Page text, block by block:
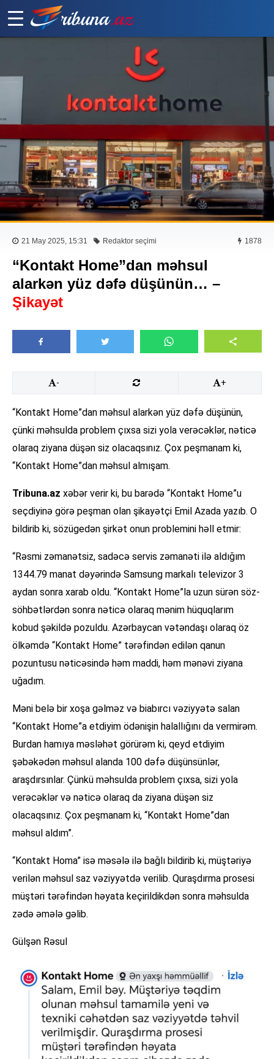
21 May 2025, 15:31 Redaktor seçimi 1878
“Kontakt Home”dan məhsul
alarkən yüz dəfə düşünün… –
Şikayət
- +
“Kontakt Home”dan məhsul alarkən yüz dəfə düşünün,
çünki məhsulda problem çıxsa sizi yola verəcəklər, nəticə
olaraq ziyana düşən siz olacaqsınız. Çox peşmanam ki,
“Kontakt Home”dan məhsul almışam.
Tribuna.az xəbər verir ki, bu barədə “Kontakt Home”u
seçdiyinə görə peşman olan şikayətçi Emil Azada yazıb. O
bildirib ki, sözügedən şirkət onun problemini həll etmir:
“Rəsmi zəmanətsiz, sadəcə servis zəmanəti ilə aldığım
1344.79 manat dəyərində Samsung markalı televizor 3
aydan sonra xarab oldu. “Kontakt Home”la uzun sürən söz-
söhbətlərdən sonra nəticə olaraq mənim hüquqlarım
kobud şəkildə pozuldu. Azərbaycan vətəndaşı olaraq öz
ölkəmdə “Kontakt Home” tərəfindən edilən qanun
pozuntusu nəticəsində həm maddi, həm mənəvi ziyana
uğadım.
Məni belə bir xoşa gəlməz və biabırcı vəziyyətə salan
“Kontakt Home”a etdiyim ödənişin halallığını da vermirəm.
Burdan hamıya məsləhət görürəm ki, qeyd etdiyim
şəbəkədən məhsul alanda 100 dəfə düşünsünlər,
araşdırsınlar. Çünkü məhsulda problem çıxsa, sizi yola
verəcəklər və nəticə olaraq da ziyana düşən siz
olacaqsınız. Çox peşmanam ki, “Kontakt Home”dan
məhsul aldım”.
“Kontakt Homa” isə məsələ ilə bağlı bildirib ki, müştəriyə
verilən məhsul saz vəziyyətdə verilib. Quraşdırma prosesi
müştəri tərəfindən həyata keçirildikdən sonra məhsulda
zədə əmələ gəlib.
Gülşən Rəsul